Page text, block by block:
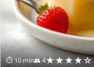
⏱ 10 min👥 4★★★★☆